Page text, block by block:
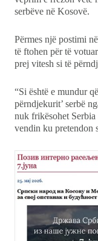
serbëve në Kosovë.
Përmes një postimi
të ftohen për të
prej vitesh si të
“Si është e mundur
përndjekurit’ serbë
nuk frikësohet
vendin ku pretendon